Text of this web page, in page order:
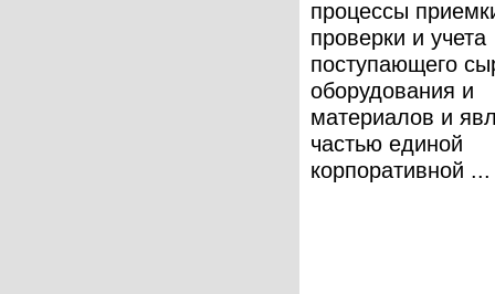
процессы
проверки и учета
поступающего
оборудования и
материалов и
частью единой
корпоративной ...